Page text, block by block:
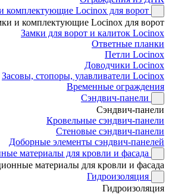
комплектующие Locinox для ворот
и комплектующие Locinox для ворот
Замки для ворот и калиток Locinox
Ответные планки
Петли Locinox
Доводчики Locinox
Засовы, стопоры, улавливатели Locinox
Временные ограждения
Сэндвич-панели
Сэндвич-панели
Кровельные сэндвич-панели
Стеновые сэндвич-панели
Доборные элементы сэндвич-панелей
материалы для кровли и фасада
материалы для кровли и фасада
Гидроизоляция
Гидроизоляция